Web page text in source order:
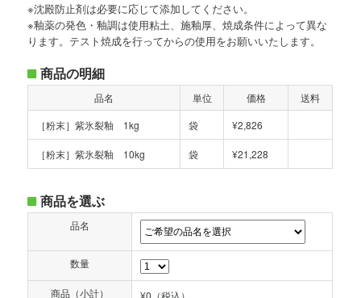
※沈殿防止剤は必要に応じて添加してください。
※釉薬の発色・釉調は使用粘土、施釉厚、焼成条件によって異な
ります。テスト焼成を行ってからの使用をお願いいたします。
商品の明細
品名 単位 価格
送料
［粉末］紫氷裂釉 1kg
袋 ¥2,826
［粉末］紫氷裂釉 10kg 袋 ¥21,228
商品を選ぶ
品名
数量
商品（小計） ¥0 （税込）